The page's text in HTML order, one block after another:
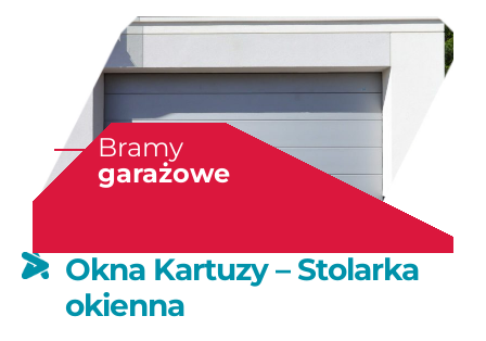
Bramy
garażowe
Okna Kartuzy – Stolarka
okienna